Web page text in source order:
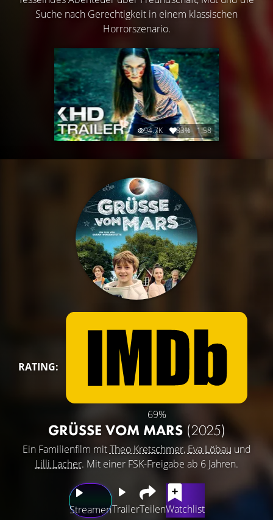
Suche nach Gerechtigkeit in einem klassischen
Horrorszenario.
94.7K 83% 1:58
RATING:
69%
GRÜSSE VOM MARS (2025)
Ein Familienfilm mitTheo Kretschmer, Eva Löbau und
Lilli Lacher. Mit einer FSK-Freigabe ab 6 Jahren.
StreamenTrailerTeilenWatchlist